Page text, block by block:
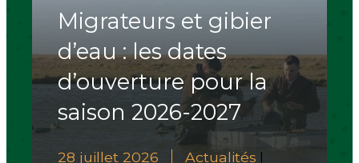
Migrateurs et gibier
d’eau : les dates
d’ouverture pour la
saison 2026-2027
28 juillet 2026 Actualités